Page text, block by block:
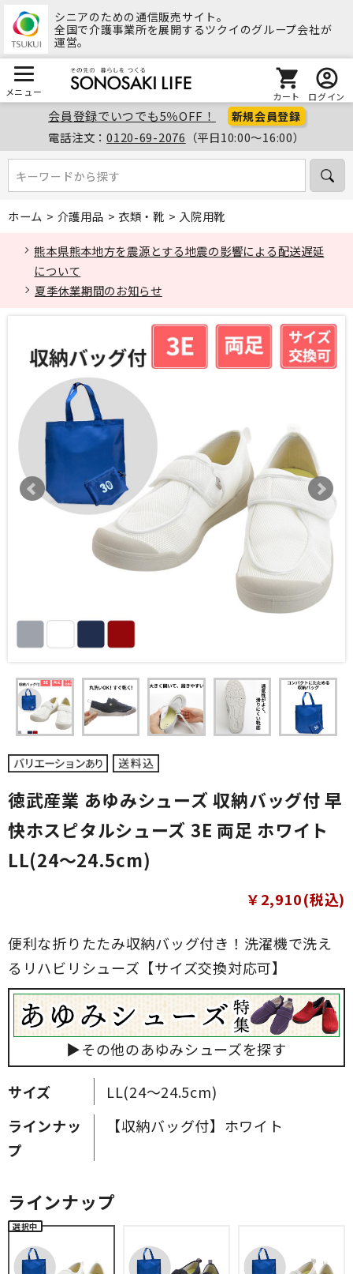
シニアのための通信販売サイト。
全国で介護事業所を展開するツクイのグループ会社が
運営。
メニュー カート ログイン
会員登録でいつでも5％OFF！ 新規会員登録
電話注文：0120-69-2076 （平日10:00～16:00）
キーワードから探す
キーワードから探す
ホーム > 介護用品 > 衣類・靴 > 入院用靴
熊本県熊本地方を震源とする地震の影響による配送遅延
について
夏季休業期間のお知らせ
徳武産業 あゆみシューズ 収納バッグ付 早
快ホスピタルシューズ 3E 両足 ホワイト
LL(24～24.5cm)
便利な折りたたみ収納バッグ付き！洗濯機で洗え
るリハビリシューズ【サイズ交換対応可】
￥2,910(税込)
サイズ
LL(24～24.5cm)
ラインナッ
プ
【収納バッグ付】ホワイト
ラインナップ
▶その他のあゆみシューズを探す